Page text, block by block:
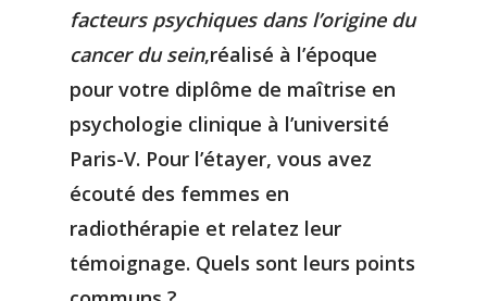
facteurs psychiques dans l’origine du
cancer du sein,réalisé à l’époque
pour votre diplôme de maîtrise en
psychologie clinique à l’université
Paris-V. Pour l’étayer, vous avez
écouté des femmes en
radiothérapie et relatez leur
témoignage. Quels sont leurs points